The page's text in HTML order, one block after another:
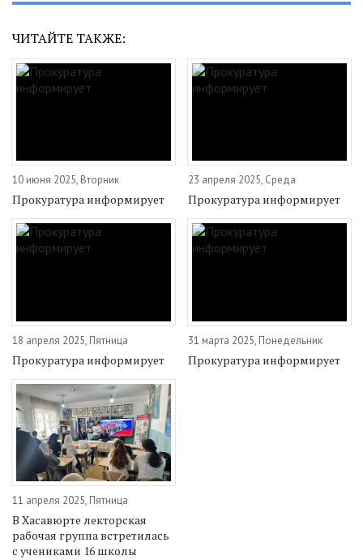
ЧИТАЙТЕ ТАКЖЕ:
10 июня 2025, Вторник
Прокуратура информирует
23 апреля 2025, Среда
Прокуратура информирует
18 апреля 2025, Пятница
Прокуратура информирует
31 марта 2025, Понедельник
Прокуратура информирует
11 апреля 2025, Пятница
В Хасавюрте лекторская
рабочая группа встретилась
с учениками 16 школы